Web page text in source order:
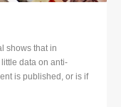
shows that in
data on anti-
is published, or is if